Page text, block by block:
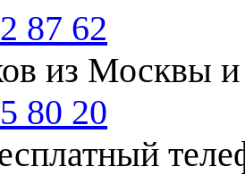
87 62
из Москвы
80 20